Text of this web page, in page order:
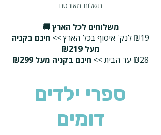
תשלום מאובטח
משלוחים לכל הארץ 🚚
₪19 לנק' איסוף בכל הארץ >>
חינם בקניה
מעל ₪219
₪28 עד הבית >>
חינם בקניה מעל ₪299
ספרי ילדים
דומים